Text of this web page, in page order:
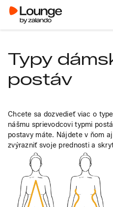
Typy
postáv
Chcete sa dozvedieť viac o
nášmu sprievodcovi typmi
postavy máte. Nájdete v ňom
zvýrazniť svoje prednosti a